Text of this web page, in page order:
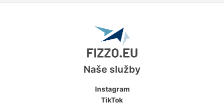
Naše služby
Instagram
TikTok